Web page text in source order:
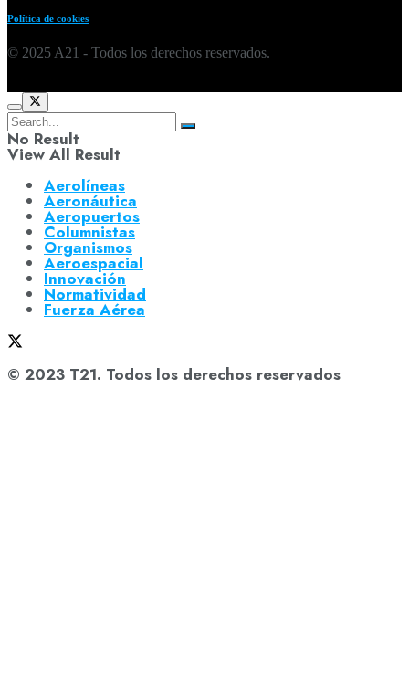
Política de cookies
© 2025 A21 - Todos los derechos reservados.
No Result
View All Result
Aerolíneas
Aeronáutica
Aeropuertos
Columnistas
Organismos
Aeroespacial
Innovación
Normatividad
Fuerza Aérea
© 2023 T21. Todos los derechos reservados